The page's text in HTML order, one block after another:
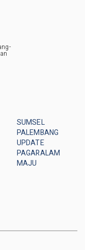
SUMSEL
PALEMBANG
UPDATE
PAGARALAM
MAJU